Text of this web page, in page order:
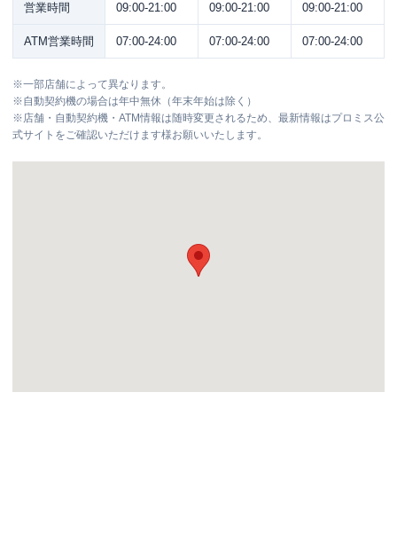
営業時間 09:00-21:00 09:00-21:00 09:00-21:00
ATM営業時間 07:00-24:00 07:00-24:00 07:00-24:00
※一部店舗によって異なります。
※自動契約機の場合は年中無休（年末年始は除く）
※店舗・自動契約機・ATM情報は随時変更されるため、最新情報はプロミス公
式サイトをご確認いただけます様お願いいたします。